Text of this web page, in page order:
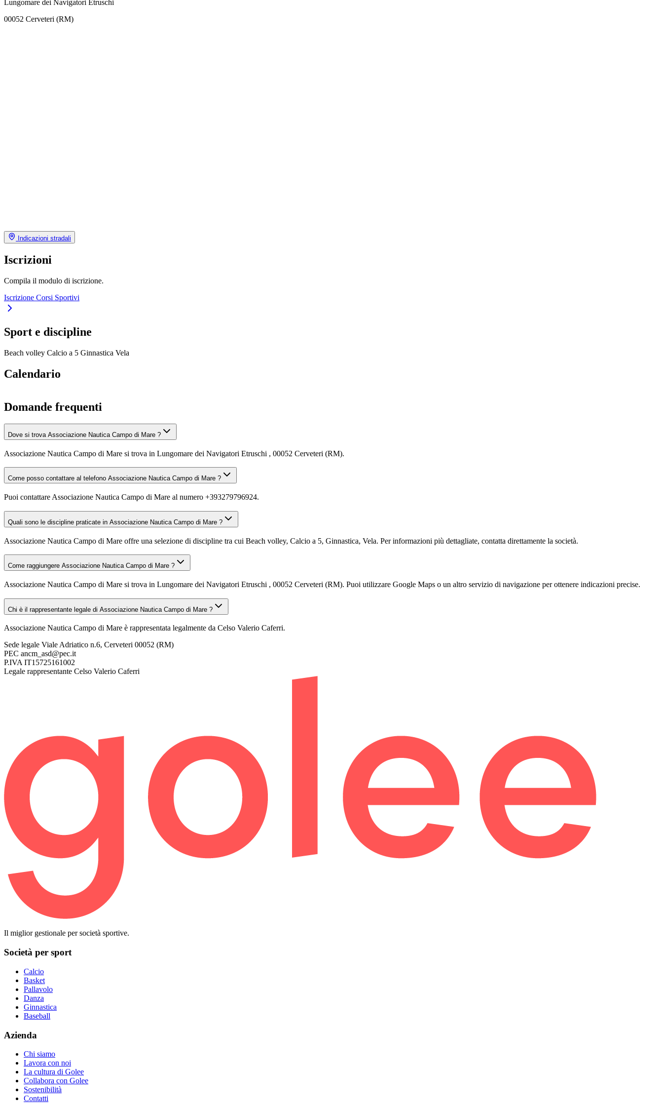
Lungomare dei Navigatori Etruschi
00052 Cerveteri (RM)
Indicazioni stradali
Iscrizioni
Compila il modulo di iscrizione.
Iscrizione Corsi Sportivi
Sport e discipline
Beach volley Calcio a 5 Ginnastica Vela
Calendario
Domande frequenti
Dove si trova Associazione Nautica Campo di Mare ?
Associazione Nautica Campo di Mare si trova in Lungomare dei Navigatori Etruschi , 00052 Cerveteri (RM).
Come posso contattare al telefono Associazione Nautica Campo di Mare ?
Puoi contattare Associazione Nautica Campo di Mare al numero +393279796924.
Quali sono le discipline praticate in Associazione Nautica Campo di Mare ?
Associazione Nautica Campo di Mare offre una selezione di discipline tra cui Beach volley, Calcio a 5, Ginnastica, Vela. Per informazioni più dettagliate, contatta direttamente la società.
Come raggiungere Associazione Nautica Campo di Mare ?
Associazione Nautica Campo di Mare si trova in Lungomare dei Navigatori Etruschi , 00052 Cerveteri (RM). Puoi utilizzare Google Maps o un altro servizio di navigazione per ottenere indicazioni precise.
Chi è il rappresentante legale di Associazione Nautica Campo di Mare ?
Associazione Nautica Campo di Mare è rappresentata legalmente da Celso Valerio Caferri.
Sede legale Viale Adriatico n.6, Cerveteri 00052 (RM)
PEC ancm_asd@pec.it
P.IVA IT15725161002
Legale rappresentante Celso Valerio Caferri
Il miglior gestionale per società sportive.
Società per sport
Calcio
Basket
Pallavolo
Danza
Ginnastica
Baseball
Azienda
Chi siamo
Lavora con noi
La cultura di Golee
Collabora con Golee
Sostenibilità
Contatti